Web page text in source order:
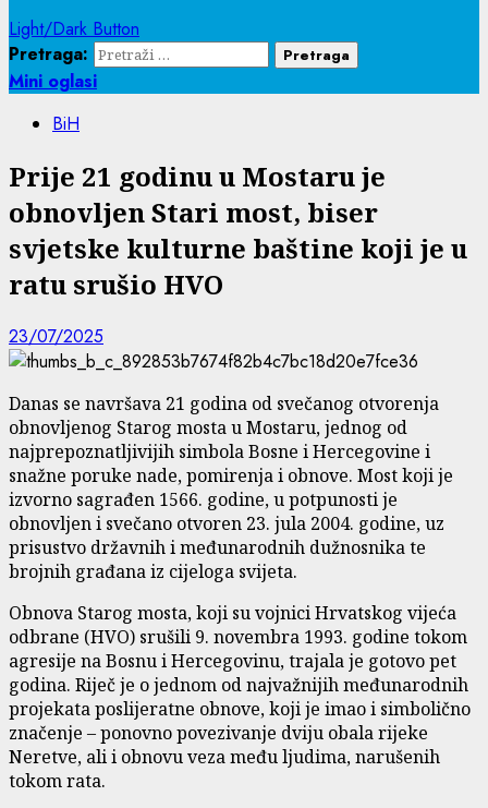
Light/Dark Button
Pretraga:
Mini oglasi
BiH
Prije 21 godinu u Mostaru je
obnovljen Stari most, biser
svjetske kulturne baštine koji je u
ratu srušio HVO
23/07/2025
Danas se navršava 21 godina od svečanog otvorenja
obnovljenog Starog mosta u Mostaru, jednog od
najprepoznatljivijih simbola Bosne i Hercegovine i
snažne poruke nade, pomirenja i obnove. Most koji je
izvorno sagrađen 1566. godine, u potpunosti je
obnovljen i svečano otvoren 23. jula 2004. godine, uz
prisustvo državnih i međunarodnih dužnosnika te
brojnih građana iz cijeloga svijeta.
Obnova Starog mosta, koji su vojnici Hrvatskog vijeća
odbrane (HVO) srušili 9. novembra 1993. godine tokom
agresije na Bosnu i Hercegovinu, trajala je gotovo pet
godina. Riječ je o jednom od najvažnijih međunarodnih
projekata poslijeratne obnove, koji je imao i simbolično
značenje – ponovno povezivanje dviju obala rijeke
Neretve, ali i obnovu veza među ljudima, narušenih
tokom rata.